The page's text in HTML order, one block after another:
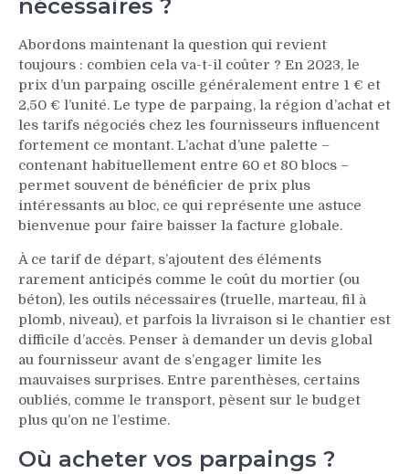
nécessaires ?
Abordons maintenant la question qui revient
toujours : combien cela va-t-il coûter ? En 2023, le
prix d’un parpaing oscille généralement entre 1 € et
2,50 € l’unité. Le type de parpaing, la région d’achat et
les tarifs négociés chez les fournisseurs influencent
fortement ce montant. L’achat d’une palette –
contenant habituellement entre 60 et 80 blocs –
permet souvent de bénéficier de prix plus
intéressants au bloc, ce qui représente une astuce
bienvenue pour faire baisser la facture globale.
À ce tarif de départ, s’ajoutent des éléments
rarement anticipés comme le coût du mortier (ou
béton), les outils nécessaires (truelle, marteau, fil à
plomb, niveau), et parfois la livraison si le chantier est
difficile d’accès. Penser à demander un devis global
au fournisseur avant de s’engager limite les
mauvaises surprises. Entre parenthèses, certains
oubliés, comme le transport, pèsent sur le budget
plus qu’on ne l’estime.
Où acheter vos parpaings ?